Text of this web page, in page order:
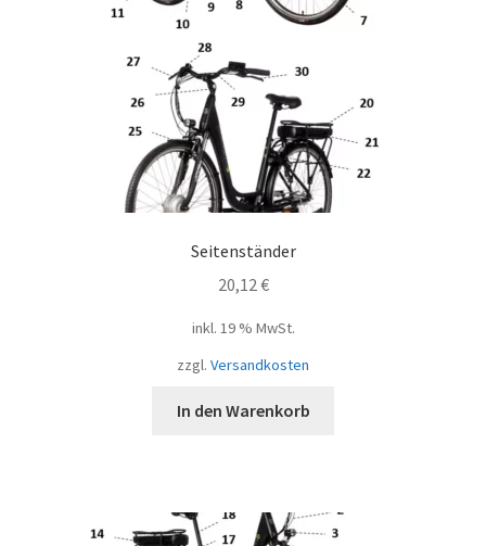
Seitenständer
20,12 €
inkl. 19 % MwSt.
zzgl. Versandkosten
In den Warenkorb